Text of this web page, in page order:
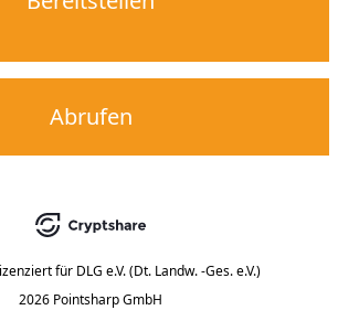
Abrufen
für DLG e.V. (Dt. Landw. -Ges. e.V.)
2026 Pointsharp GmbH